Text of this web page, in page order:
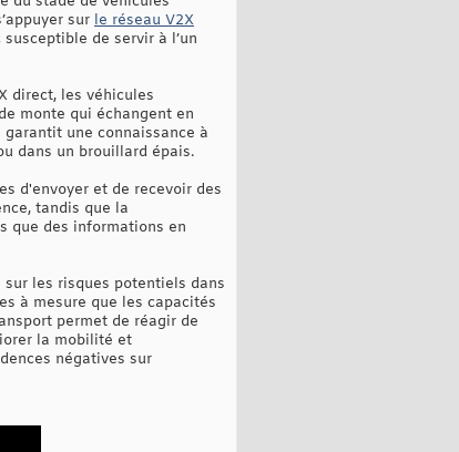
sur le réseau V2X
de servir à l’un
direct, les véhicules
monte qui échangent en
une connaissance à
dans un brouillard épais.
d'envoyer et de recevoir des
tandis que la
que des informations en
les risques potentiels dans
à mesure que les capacités
permet de réagir de
la mobilité et
négatives sur